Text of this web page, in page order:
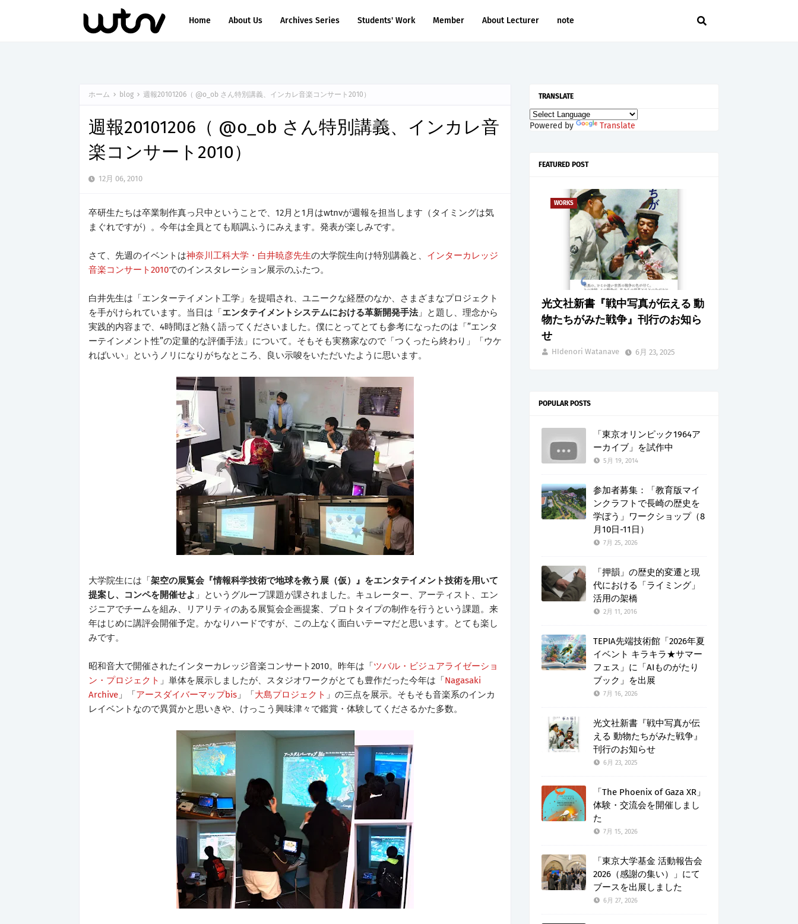
Home About Us Archives Series Students' Work Member About Lecturer note
ホーム blog 週報20101206（ @o_ob さん特別講義、インカレ音楽コンサート2010）
週報20101206（ @o_ob さん特別講義、インカレ音
楽コンサート2010）
12月 06, 2010
卒研生たちは卒業制作真っ只中ということで、12月と1月はwtnvが週報を担当します（タイミングは気
まぐれですが）。今年は全員とても順調ふうにみえます。発表が楽しみです。
さて、先週のイベントは神奈川工科大学・白井暁彦先生の大学院生向け特別講義と、 インターカレッジ
音楽コンサート2010でのインスタレーション展示のふたつ。
白井先生は「エンターテイメント工学」を提唱され、ユニークな経歴のなか、さまざまなプロジェクト
を手がけられています。当日は「エンタテイメントシステムにおける革新開発手法」と題し、理念から
実践的内容まで、4時間ほど熱く語ってくださいました。僕にとってとても参考になったのは「”エンタ
ーテインメント性”の定量的な評価手法」について。そもそも実務家なので「つくったら終わり」「ウケ
ればいい」というノリになりがちなところ、良い示唆をいただいたように思います。
大学院生には「架空の展覧会『情報科学技術で地球を救う展（仮）』をエンタテイメント技術を用いて
提案し、コンペを開催せよ 」というグループ課題が課されました。キュレーター、アーティスト、エン
ジニアでチームを組み、リアリティのある展覧会企画提案、プロトタイプの制作を行うという課題。来
年はじめに講評会開催予定。かなりハードですが、この上なく面白いテーマだと思います。とても楽し
みです。
昭和音大で開催されたインターカレッジ音楽コンサート2010。昨年は「ツバル・ビジュアライゼーショ
ン・プロジェクト 」単体を展示しましたが、スタジオワークがとても豊作だった今年は「Nagasaki
Archive 」「アースダイバーマップbis 」「大島プロジェクト 」の三点を展示。そもそも音楽系のインカ
レイベントなので異質かと思いきや、けっこう興味津々で鑑賞・体験してくださるかた多数。
TRANSLATE
Powered by Translate
FEATURED POST
WORKS
光文社新書『戦中写真が伝える 動
物たちがみた戦争』刊行のお知ら
せ
HIdenori Watanave 6月 23, 2025
POPULAR POSTS
「東京オリンピック1964ア
ーカイブ」を試作中
5月 19, 2014
参加者募集：「教育版マイ
ンクラフトで長崎の歴史を
学ぼう」ワークショップ（8
月10日-11日）
7月 25, 2026
「押韻」の歴史的変遷と現
代における「ライミング」
活用の架橋
2月 11, 2016
TEPIA先端技術館「2026年夏
イベント キラキラ★サマー
フェス」に「AIものがたり
ブック」を出展
7月 16, 2026
光文社新書『戦中写真が伝
える 動物たちがみた戦争』
刊行のお知らせ
6月 23, 2025
「The Phoenix of Gaza XR」
体験・交流会を開催しまし
た
7月 15, 2026
「東京大学基金 活動報告会
2026（感謝の集い）」にて
ブースを出展しました
6月 27, 2026